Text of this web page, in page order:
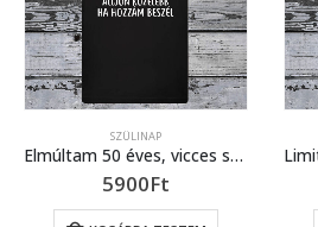
Elmúltam 50 éves, vicces szülinapos póló 50 éveseknek
SZÜLINAP
Limitált kiadás 30 éves szülinapos póló vintage stílus,évszám whiskey címkés keretben, egyedi évszámmal is kérhető
5900